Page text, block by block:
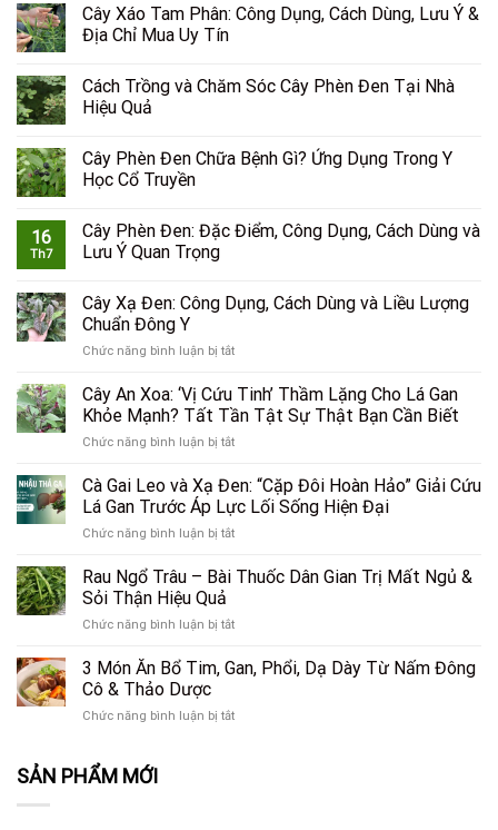
Cây Xáo Tam Phân: Công Dụng, Cách Dùng, Lưu Ý &
Địa Chỉ Mua Uy Tín
Cách Trồng và Chăm Sóc Cây Phèn Đen Tại Nhà
Hiệu Quả
Cây Phèn Đen Chữa Bệnh Gì? Ứng Dụng Trong Y
Học Cổ Truyền
16
Th7
Cây Phèn Đen: Đặc Điểm, Công Dụng, Cách Dùng và
Lưu Ý Quan Trọng
Cây Xạ Đen: Công Dụng, Cách Dùng và Liều Lượng
Chuẩn Đông Y
Chức năng bình luận bị tắtở
Xạ
Đen:
Công
Dụng,
Dùng
và
Lượng
Đông
Cây An Xoa: ‘Vị Cứu Tinh’ Thầm Lặng Cho Lá Gan
Khỏe Mạnh? Tất Tần Tật Sự Thật Bạn Cần Biết
Chức năng bình luận bị tắtở
An
Xoa:
‘Vị
Cứu
Thầm
Lá
Khỏe
Tần
Cà Gai Leo và Xạ Đen: “Cặp Đôi Hoàn Hảo” Giải Cứu
Lá Gan Trước Áp Lực Lối Sống Hiện Đại
Chức năng bình luận bị tắtở
Gai
Xạ
“Cặp
Hảo”
Rau Ngổ Trâu – Bài Thuốc Dân Gian Trị Mất Ngủ &
Sỏi Thận Hiệu Quả
Chức năng bình luận bị tắtở
Ngổ
Trâu
Bài
3 Món Ăn Bổ Tim, Gan, Phổi, Dạ Dày Từ Nấm Đông
Cô & Thảo Dược
Chức năng bình luận bị tắtở
SẢN PHẨM MỚI